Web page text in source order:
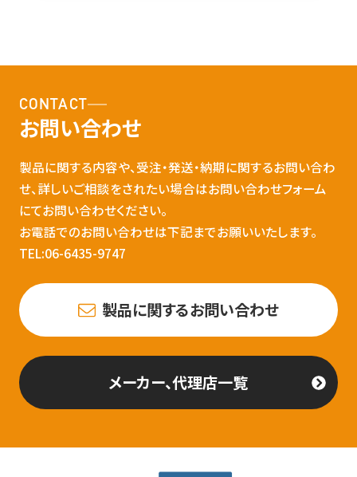
CONTACT
お問い合わせ
製品に関する内容や、受注・発送・納期に関するお問い合わ
せ、詳しいご相談をされたい場合はお問い合わせフォーム
にてお問い合わせください。
お電話でのお問い合わせは下記までお願いいたします。
TEL:06-6435-9747
製品に関するお問い合わせ
メーカー、代理店一覧